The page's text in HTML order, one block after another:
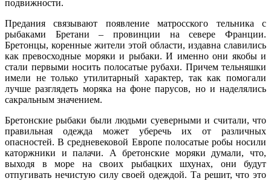
подвижности.
Предания связывают появление матросского тельника с
рыбаками Бретани – провинции на севере Франции.
Бретонцы, коренные жители этой области, издавна славились
как превосходные моряки и рыбаки. И именно они якобы и
стали первыми носить полосатые рубахи. Причем тельняшки
имели не только утилитарный характер, так как помогали
лучше разглядеть моряка на фоне парусов, но и наделялись
сакральным значением.
Бретонские рыбаки были людьми суеверными и считали, что
правильная одежда может уберечь их от различных
опасностей. В средневековой Европе полосатые робы носили
каторжники и палачи. А бретонские моряки думали, что,
выходя в море на своих рыбацких шхунах, они будут
отпугивать нечистую силу своей одеждой. Та решит, что это